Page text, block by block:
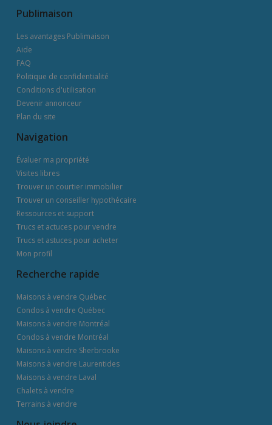
Publimaison
Les avantages Publimaison
Aide
FAQ
Politique de confidentialité
Conditions d'utilisation
Devenir annonceur
Plan du site
Navigation
Évaluer ma propriété
Visites libres
Trouver un courtier immobilier
Trouver un conseiller hypothécaire
Ressources et support
Trucs et actuces pour vendre
Trucs et astuces pour acheter
Mon profil
Recherche rapide
Maisons à vendre Québec
Condos à vendre Québec
Maisons à vendre Montréal
Condos à vendre Montréal
Maisons à vendre Sherbrooke
Maisons à vendre Laurentides
Maisons à vendre Laval
Chalets à vendre
Terrains à vendre